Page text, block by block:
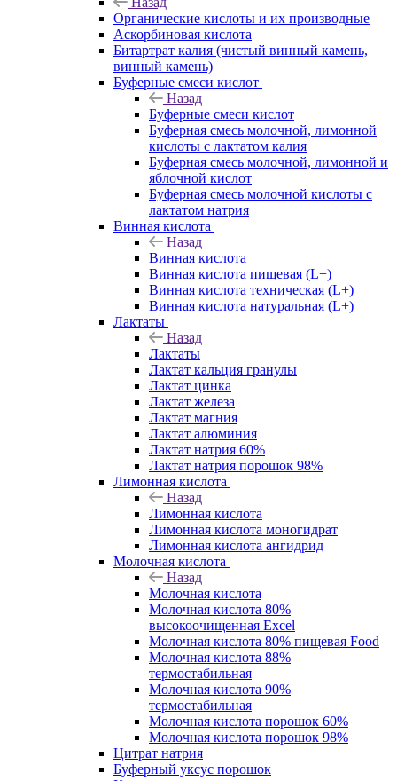
Органические кислоты и их производные
Аскорбиновая кислота
Битартрат калия (чистый винный камень,
винный камень)
Буферные смеси кислот
Назад
Буферные смеси кислот
Буферная смесь молочной, лимонной
кислоты с лактатом калия
Буферная смесь молочной, лимонной и
яблочной кислот
Буферная смесь молочной кислоты с
лактатом натрия
Винная кислота
Назад
Винная кислота
Винная кислота пищевая (L+)
Винная кислота техническая (L+)
Винная кислота натуральная (L+)
Лактаты
Назад
Лактаты
Лактат кальция гранулы
Лактат цинка
Лактат железа
Лактат магния
Лактат алюминия
Лактат натрия 60%
Лактат натрия порошок 98%
Лимонная кислота
Назад
Лимонная кислота
Лимонная кислота моногидрат
Лимонная кислота ангидрид
Молочная кислота
Назад
Молочная кислота
Молочная кислота 80%
высокоочищенная Excel
Молочная кислота 80% пищевая Food
Молочная кислота 88%
термостабильная
Молочная кислота 90%
термостабильная
Молочная кислота порошок 60%
Молочная кислота порошок 98%
Цитрат натрия
Буферный уксус порошок